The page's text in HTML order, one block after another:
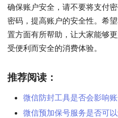
确保账户安全，请不要将支付
密码，提高账户的安全性。希
置方面有所帮助，让大家能够
受便利而安全的消费体验。
推荐阅读：
微信防封工具是否会影响
微信预加保号服务是否可